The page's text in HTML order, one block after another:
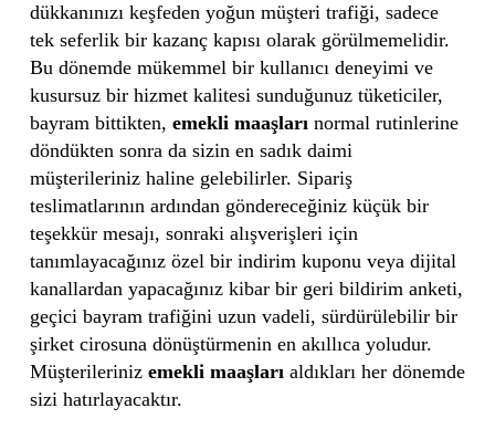
dükkanınızı keşfeden yoğun müşteri trafiği, sadece
tek seferlik bir kazanç kapısı olarak görülmemelidir.
Bu dönemde mükemmel bir kullanıcı deneyimi ve
kusursuz bir hizmet kalitesi sunduğunuz tüketiciler,
bayram bittikten, emekli maaşlarınormal rutinlerine
döndükten sonra da sizin en sadık daimi
müşterileriniz haline gelebilirler. Sipariş
teslimatlarının ardından göndereceğiniz küçük bir
teşekkür mesajı, sonraki alışverişleri için
tanımlayacağınız özel bir indirim kuponu veya dijital
kanallardan yapacağınız kibar bir geri bildirim anketi,
geçici bayram trafiğini uzun vadeli, sürdürülebilir bir
şirket cirosuna dönüştürmenin en akıllıca yoludur.
Müşterileriniz emekli maaşlarıaldıkları her dönemde
sizi hatırlayacaktır.